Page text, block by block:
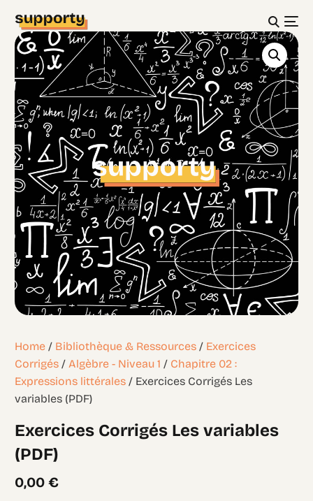
Home / Bibliothèque & Ressources / Exercices
Corrigés / Algèbre - Niveau 1 / Chapitre 02 :
Expressions littérales / Exercices Corrigés Les
variables (PDF)
Exercices Corrigés Les variables
(PDF)
0,00€